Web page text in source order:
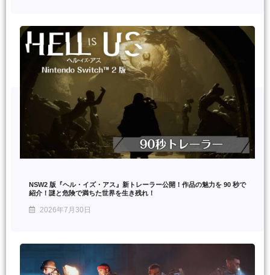
NSW2 版『ヘル・イズ・アス』新トレーラー公開！作品の魅力を 90 秒で
紹介！謎と危険で満ちた世界を生き残れ！
2026年7月30日